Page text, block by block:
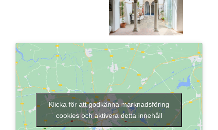
Klicka för att godkänna marknadsföring
cookies och aktivera detta innehåll